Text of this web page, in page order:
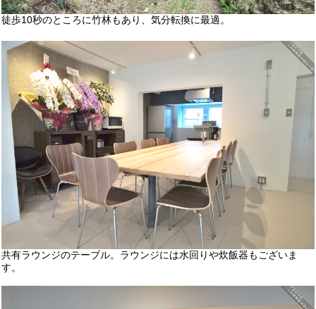
徒歩10秒のところに竹林もあり、気分転換に最適。
共有ラウンジのテーブル。ラウンジには水回りや炊飯器もございま
す。